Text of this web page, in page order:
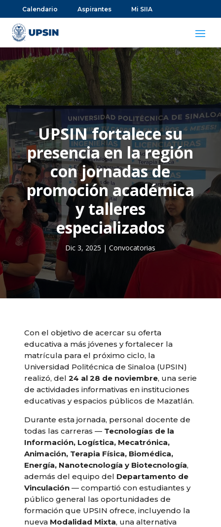
Calendario Aspirantes Mi SIIA
UPSIN fortalece su
presencia en la región
con jornadas de
promoción académica
y talleres
especializados
Dic 3, 2025 |Convocatorias
Con el objetivo de acercar su oferta
educativa a más jóvenes y fortalecer la
matrícula para el próximo ciclo, la
Universidad Politécnica de Sinaloa (UPSIN)
realizó, del 24 al 28 de noviembre, una serie
de actividades informativas en instituciones
educativas y espacios públicos de Mazatlán.
Durante esta jornada, personal docente de
todas las carreras — Tecnologías de la
Información, Logística, Mecatrónica,
Animación, Terapia Física, Biomédica,
Energía, Nanotecnología y Biotecnología,
además del equipo del Departamento de
Vinculación— compartió con estudiantes y
público general las oportunidades de
formación que UPSIN ofrece, incluyendo la
nueva Modalidad Mixta, una alternativa